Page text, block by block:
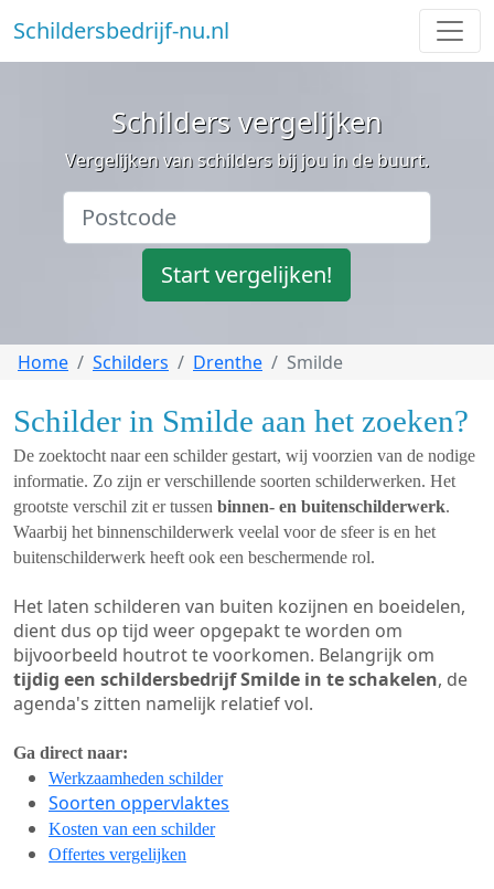
Schildersbedrijf-nu.nl
Schilders vergelijken
Vergelijken van schilders bij jou in de buurt.
Start vergelijken!
Home Schilders Drenthe Smilde
Schilder in Smilde aan het zoeken?
De zoektocht naar een schilder gestart, wij voorzien van de nodige
informatie. Zo zijn er verschillende soorten schilderwerken. Het
grootste verschil zit er tussen binnen- en buitenschilderwerk.
Waarbij het binnenschilderwerk veelal voor de sfeer is en het
buitenschilderwerk heeft ook een beschermende rol.
Het laten schilderen van buiten kozijnen en boeidelen,
dient dus op tijd weer opgepakt te worden om
bijvoorbeeld houtrot te voorkomen. Belangrijk om
tijdig een schildersbedrijf Smilde in te schakelen, de
agenda's zitten namelijk relatief vol.
Ga direct naar:
Werkzaamheden schilder
Soorten oppervlaktes
Kosten van een schilder
Offertes vergelijken